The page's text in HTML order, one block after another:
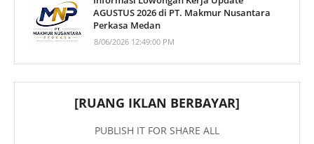
AGUSTUS 2026 di PT. Makmur Nusantara
Perkasa Medan
8/06/2026 12:49:00 PM
[RUANG IKLAN BERBAYAR]
PUBLISH IT FOR SHARE ALL